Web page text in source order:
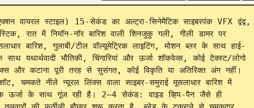
एक्शन वायरल स्टाइल) 15-सेकंड का अल्ट्रा-सिनेमैटिक साइबरपंक VFX द्वंद्व,
रात में नियॉन-नॉर बारिश वाली शिनजुकु गली, गीली डामर पर
बारिश, गुलाबी/टील वॉल्यूमेट्रिक लाइटिंग, मोशन ब्लर के साथ हाई-
यथार्थवादी भौतिकी, चिंगारियां और ऊर्जा शॉकवेव्स, कोई टेक्स्ट/लोगो
और कटाना पूरी तरह से सुसंगत, कोई विकृति या अतिरिक्त अंग नहीं।
चमकते नीले न्यूरल लिंक्स वाला साइबर-समुराई मूसलाधार बारिश में
ऊर्जा के साथ गूंज रही है। 2–4 सेकंड: वाइड व्हिप-पैन जैसे ही